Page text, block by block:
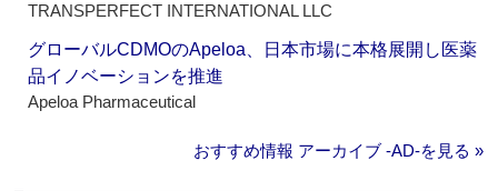
TRANSPERFECT INTERNATIONAL LLC
グローバルCDMOのApeloa、日本市場に本格展開し医薬
品イノベーションを推進
Apeloa Pharmaceutical
おすすめ情報 アーカイブ ‐AD‐を見る »